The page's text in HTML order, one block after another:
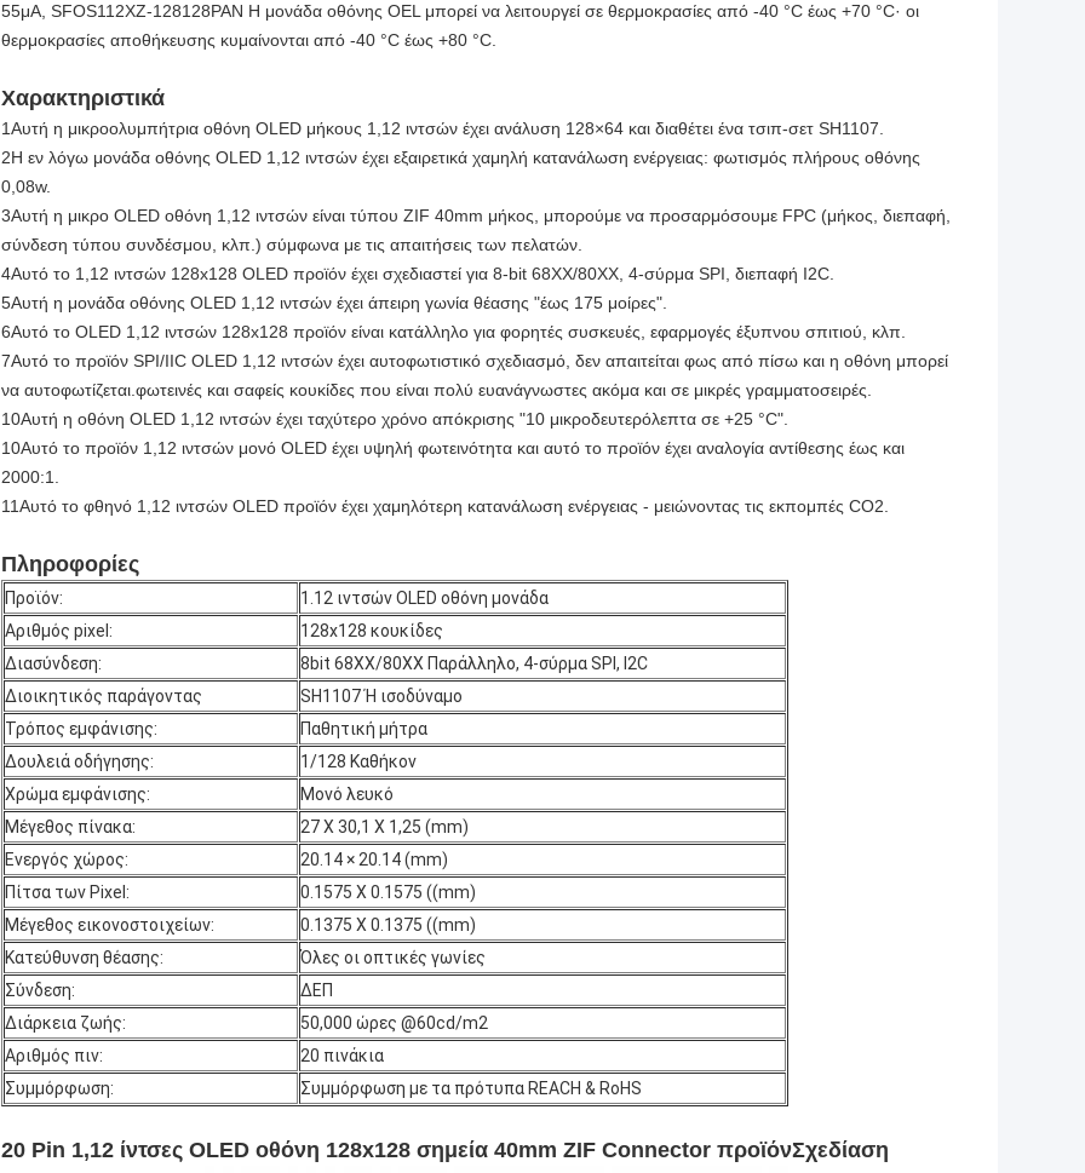
55μA, SFOS112XZ-128128PAN Η μονάδα οθόνης OEL μπορεί να λειτουργεί σε θερμοκρασίες από -40 °C έως +70 °C· οι
θερμοκρασίες αποθήκευσης κυμαίνονται από -40 °C έως +80 °C.
Χαρακτηριστικά
1Αυτή η μικροολυμπήτρια οθόνη OLED μήκους 1,12 ιντσών έχει ανάλυση 128×64 και διαθέτει ένα τσιπ-σετ SH1107.
2Η εν λόγω μονάδα οθόνης OLED 1,12 ιντσών έχει εξαιρετικά χαμηλή κατανάλωση ενέργειας: φωτισμός πλήρους οθόνης
0,08w.
3Αυτή η μικρο OLED οθόνη 1,12 ιντσών είναι τύπου ZIF 40mm μήκος, μπορούμε να προσαρμόσουμε FPC (μήκος, διεπαφή,
σύνδεση τύπου συνδέσμου, κλπ.) σύμφωνα με τις απαιτήσεις των πελατών.
4Αυτό το 1,12 ιντσών 128x128 OLED προϊόν έχει σχεδιαστεί για 8-bit 68XX/80XX, 4-σύρμα SPI, διεπαφή I2C.
5Αυτή η μονάδα οθόνης OLED 1,12 ιντσών έχει άπειρη γωνία θέασης "έως 175 μοίρες".
6Αυτό το OLED 1,12 ιντσών 128x128 προϊόν είναι κατάλληλο για φορητές συσκευές, εφαρμογές έξυπνου σπιτιού, κλπ.
7Αυτό το προϊόν SPI/IIC OLED 1,12 ιντσών έχει αυτοφωτιστικό σχεδιασμό, δεν απαιτείται φως από πίσω και η οθόνη μπορεί
να αυτοφωτίζεται.φωτεινές και σαφείς κουκίδες που είναι πολύ ευανάγνωστες ακόμα και σε μικρές γραμματοσειρές.
10Αυτή η οθόνη OLED 1,12 ιντσών έχει ταχύτερο χρόνο απόκρισης "10 μικροδευτερόλεπτα σε +25 °C".
10Αυτό το προϊόν 1,12 ιντσών μονό OLED έχει υψηλή φωτεινότητα και αυτό το προϊόν έχει αναλογία αντίθεσης έως και
2000:1.
11Αυτό το φθηνό 1,12 ιντσών OLED προϊόν έχει χαμηλότερη κατανάλωση ενέργειας - μειώνοντας τις εκπομπές CO2.
Πληροφορίες
Προϊόν:
1.12 ιντσών OLED οθόνη μονάδα
Αριθμός pixel:
128x128 κουκίδες
Διασύνδεση:
8bit 68XX/80XX Παράλληλο, 4-σύρμα SPI, I2C
Διοικητικός παράγοντας
SH1107 Ή ισοδύναμο
Τρόπος εμφάνισης:
Παθητική μήτρα
Δουλειά οδήγησης:
1/128 Καθήκον
Χρώμα εμφάνισης:
Μονό λευκό
Μέγεθος πίνακα:
27 X 30,1 X 1,25 (mm)
Ενεργός χώρος:
20.14 × 20.14 (mm)
Πίτσα των Pixel:
0.1575 X 0.1575 ((mm)
Μέγεθος εικονοστοιχείων:
0.1375 X 0.1375 ((mm)
Κατεύθυνση θέασης:
Όλες οι οπτικές γωνίες
Σύνδεση:
ΔΕΠ
Διάρκεια ζωής:
50,000 ώρες @60cd/m2
Αριθμός πιν:
20 πινάκια
Συμμόρφωση:
Συμμόρφωση με τα πρότυπα REACH & RoHS
20 Pin 1,12 ίντσες OLED οθόνη 128x128 σημεία 40mm ZIF Connector προϊόνΣχεδίαση